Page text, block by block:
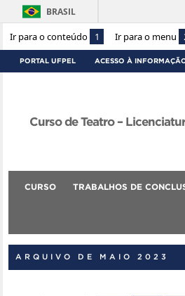
Ir para o conteúdo 1 Ir para o menu
BRASIL
PORTAL UFPEL ACESSO À
Curso de Teatro –
CURSO TRABALHOS DE
ARQUIVO DE MAIO 2023